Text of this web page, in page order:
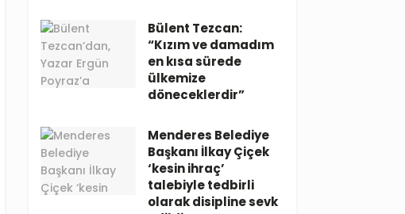
Bülent Tezcan:
“Kızım ve damadım
en kısa sürede
ülkemize
döneceklerdir”
Menderes Belediye
Başkanı İlkay Çiçek
‘kesin ihraç’
talebiyle tedbirli
olarak disipline sevk